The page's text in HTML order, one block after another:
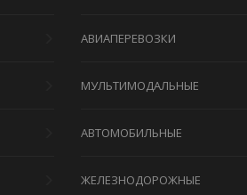
АВИАПЕРЕВОЗКИ
МУЛЬТИМОДАЛЬНЫЕ
АВТОМОБИЛЬНЫЕ
ЖЕЛЕЗНОДОРОЖНЫЕ